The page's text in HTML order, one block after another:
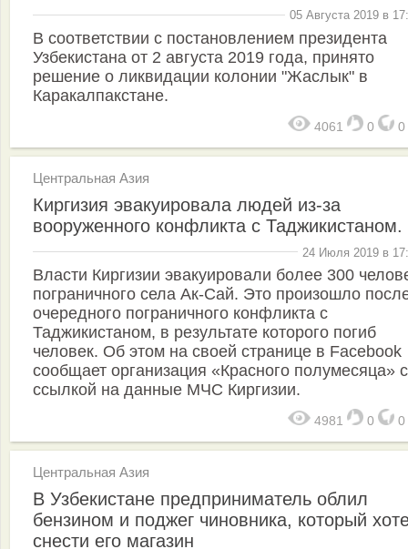
05 Августа 2019 в
В соответствии с постановлением президента
Узбекистана от 2 августа 2019 года, принято
решение о ликвидации колонии "Жаслык" в
Каракалпакстане.
4061 0 0
Центральная Азия
Киргизия эвакуировала людей из-за
вооруженного конфликта с Таджикистаном.
24 Июля 2019 в
Власти Киргизии эвакуировали более 300
пограничного села Ак-Сай. Это произошло
очередного пограничного конфликта с
Таджикистаном, в результате которого погиб
человек. Об этом на своей странице в Facebook
сообщает организация «Красного полумесяца»
ссылкой на данные МЧС Киргизии.
4981 0 0
Центральная Азия
В Узбекистане предприниматель облил
бензином и поджег чиновника, который
снести его магазин